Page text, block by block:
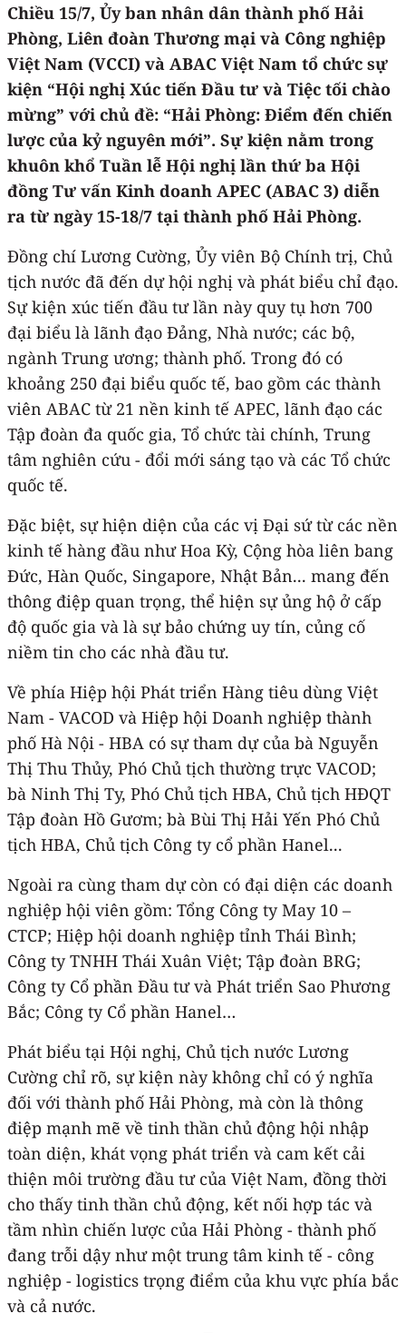
Chiều 15/7, Ủy ban nhân dân thành phố Hải
Phòng, Liên đoàn Thương mại và Công nghiệp
Việt Nam (VCCI) và ABAC Việt Nam tổ chức sự
kiện “Hội nghị Xúc tiến Đầu tư và Tiệc tối chào
mừng” với chủ đề: “Hải Phòng: Điểm đến chiến
lược của kỷ nguyên mới”. Sự kiện nằm trong
khuôn khổ Tuần lễ Hội nghị lần thứ ba Hội
đồng Tư vấn Kinh doanh APEC (ABAC 3) diễn
ra từ ngày 15-18/7 tại thành phố Hải Phòng.
Đồng chí Lương Cường, Ủy viên Bộ Chính trị, Chủ
tịch nước đã đến dự hội nghị và phát biểu chỉ đạo.
Sự kiện xúc tiến đầu tư lần này quy tụ hơn 700
đại biểu là lãnh đạo Đảng, Nhà nước; các bộ,
ngành Trung ương; thành phố. Trong đó có
khoảng 250 đại biểu quốc tế, bao gồm các thành
viên ABAC từ 21 nền kinh tế APEC, lãnh đạo các
Tập đoàn đa quốc gia, Tổ chức tài chính, Trung
tâm nghiên cứu - đổi mới sáng tạo và các Tổ chức
quốc tế.
Đặc biệt, sự hiện diện của các vị Đại sứ từ các nền
kinh tế hàng đầu như Hoa Kỳ, Cộng hòa liên bang
Đức, Hàn Quốc, Singapore, Nhật Bản... mang đến
thông điệp quan trọng, thể hiện sự ủng hộ ở cấp
độ quốc gia và là sự bảo chứng uy tín, củng cố
niềm tin cho các nhà đầu tư.
Về phía Hiệp hội Phát triển Hàng tiêu dùng Việt
Nam - VACOD và Hiệp hội Doanh nghiệp thành
phố Hà Nội - HBA có sự tham dự của bà Nguyễn
Thị Thu Thủy, Phó Chủ tịch thường trực VACOD;
bà Ninh Thị Ty, Phó Chủ tịch HBA, Chủ tịch HĐQT
Tập đoàn Hồ Gươm; bà Bùi Thị Hải Yến Phó Chủ
tịch HBA, Chủ tịch Công ty cổ phần Hanel...
Ngoài ra cùng tham dự còn có đại diện các doanh
nghiệp hội viên gồm: Tổng Công ty May 10 –
CTCP; Hiệp hội doanh nghiệp tỉnh Thái Bình;
Công ty TNHH Thái Xuân Việt; Tập đoàn BRG;
Công ty Cổ phần Đầu tư và Phát triển Sao Phương
Bắc; Công ty Cổ phần Hanel…
Phát biểu tại Hội nghị, Chủ tịch nước Lương
Cường chỉ rõ, sự kiện này không chỉ có ý nghĩa
đối với thành phố Hải Phòng, mà còn là thông
điệp mạnh mẽ về tinh thần chủ động hội nhập
toàn diện, khát vọng phát triển và cam kết cải
thiện môi trường đầu tư của Việt Nam, đồng thời
cho thấy tinh thần chủ động, kết nối hợp tác và
tầm nhìn chiến lược của Hải Phòng - thành phố
đang trỗi dậy như một trung tâm kinh tế - công
nghiệp - logistics trọng điểm của khu vực phía bắc
và cả nước.